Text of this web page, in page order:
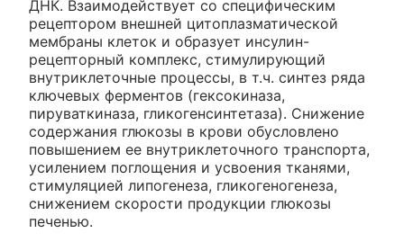
ДНК. Взаимодействует со специфическим
рецептором внешней цитоплазматической
мембраны клеток и образует инсулин-
рецепторный комплекс, стимулирующий
внутриклеточные процессы, в т.ч. синтез ряда
ключевых ферментов (гексокиназа,
пируваткиназа, гликогенсинтетаза). Снижение
содержания глюкозы в крови обусловлено
повышением ее внутриклеточного транспорта,
усилением поглощения и усвоения тканями,
стимуляцией липогенеза, гликогеногенеза,
снижением скорости продукции глюкозы
печенью.